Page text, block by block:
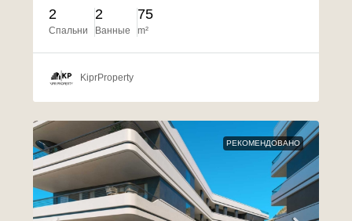
2
Спальни
2
Ванные
75
m²
KiprProperty
РЕКОМЕНДОВАНО